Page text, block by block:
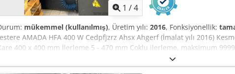
1 /4
mükemmel (kullanılmış), Üretim yılı: 2016, Fonksiyonellik:
AMADA HFA 400 W Cedpfjzrz Ahsx Ahgerf (İmalat yılı 2016)
400 x 400 mm İlerleme 5 - 470 mm Çoklu ilerleme, maksimum
gücü 5,5 kW Testere bıçağı hızı 15 - 90 m/dak, kademesiz ayarlanabilir
çok iyi durumda ve sorunsuz çalışmaktadır.*